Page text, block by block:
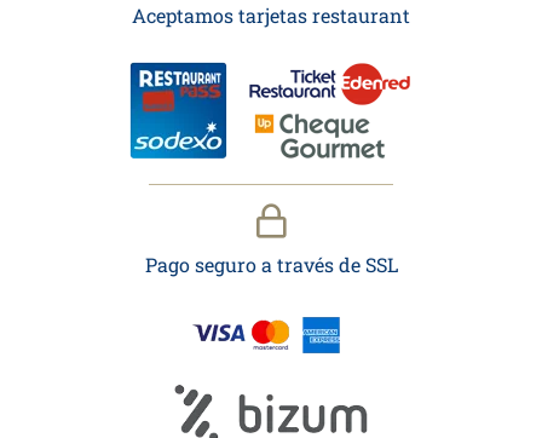
Aceptamos tarjetas restaurant
Pago seguro a través de SSL